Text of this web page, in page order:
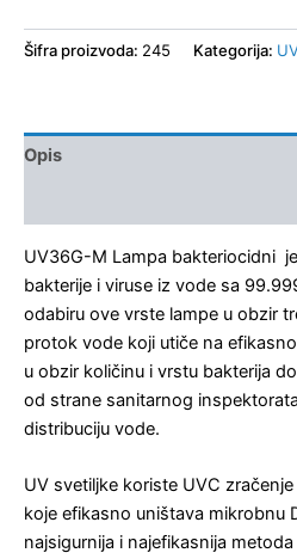
Šifra proizvoda: 245 Kategorija:
Opis
UV36G-M Lampa bakteriocidni
bakterije i viruse iz vode sa
odabiru ove vrste lampe u obzir
protok vode koji utiče na
u obzir količinu i vrstu bakterija
od strane sanitarnog
distribuciju vode.
UV svetiljke koriste UVC
koje efikasno uništava mikrobnu
najsigurnija i najefikasnija